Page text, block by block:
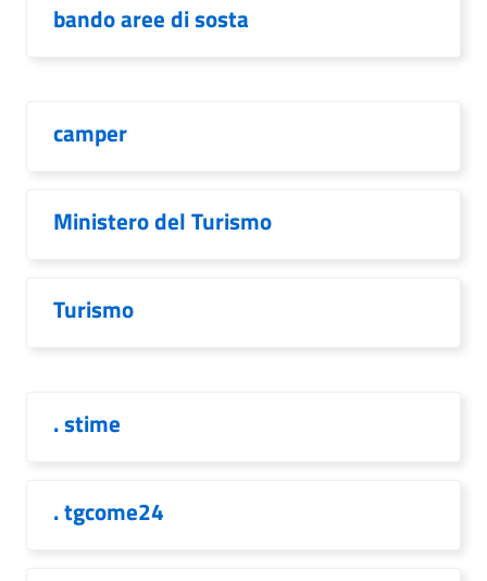
bando aree di sosta
camper
Ministero del Turismo
Turismo
. stime
. tgcome24